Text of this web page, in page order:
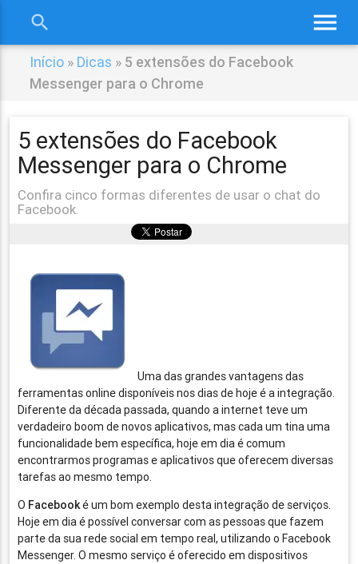
menu
search
Início » Dicas » 5 extensões do Facebook
Messenger para o Chrome
5 extensões do Facebook
Messenger para o Chrome
Confira cinco formas diferentes de usar o chat do
Facebook.
Uma das grandes vantagens das
ferramentas online disponíveis nos dias de hoje é a integração.
Diferente da década passada, quando a internet teve um
verdadeiro boom de novos aplicativos, mas cada um tina uma
funcionalidade bem específica, hoje em dia é comum
encontrarmos programas e aplicativos que oferecem diversas
tarefas ao mesmo tempo.
O Facebooké um bom exemplo desta integração de serviços.
Hoje em dia é possível conversar com as pessoas que fazem
parte da sua rede social em tempo real, utilizando o Facebook
Messenger. O mesmo serviço é oferecido em dispositivos